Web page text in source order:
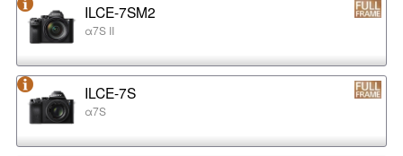
ILCE-7SM2
α7S II
ILCE-7S
α7S